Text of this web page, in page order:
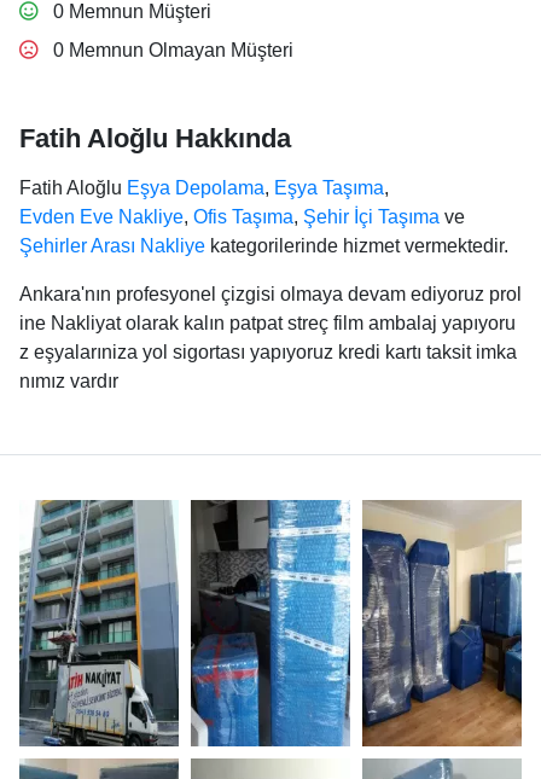
0 Memnun Müşteri
0 Memnun Olmayan Müşteri
Fatih Aloğlu Hakkında
Fatih Aloğlu Eşya Depolama, Eşya Taşıma,
Evden Eve Nakliye, Ofis Taşıma, Şehir İçi Taşıma ve
Şehirler Arası Nakliye kategorilerinde hizmet vermektedir.
Ankara'nın profesyonel çizgisi olmaya devam ediyoruz prol
ine Nakliyat olarak kalın patpat streç film ambalaj yapıyoru
z eşyalarıniza yol sigortası yapıyoruz kredi kartı taksit imka
nımız vardır